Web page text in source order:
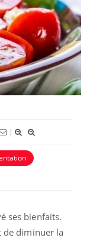
|
ses bienfaits.
de diminuer la